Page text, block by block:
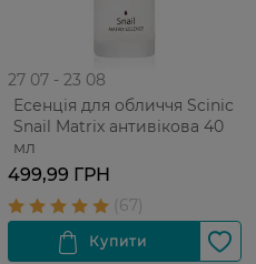
27 07 - 23 08
Есенція для обличчя Scinic
Snail Matrix антивікова 40
мл
499,99 ГРН